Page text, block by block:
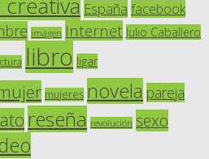
España facebook
imagen Internet Julio Caballero
libro ligar
mujeres novela pareja
reseña revolución sexo